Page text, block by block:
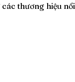
thương hiệu nổi